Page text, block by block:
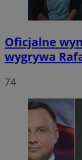
Oficjalne
wygrywa
74